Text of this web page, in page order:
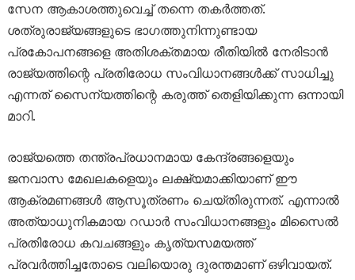
സേന ആകാശത്തുവെച്ച് തന്നെ തകർത്തത്.
ശത്രുരാജ്യങ്ങളുടെ ഭാഗത്തുനിന്നുണ്ടായ
പ്രകോപനങ്ങളെ അതിശക്തമായ രീതിയിൽ നേരിടാൻ
രാജ്യത്തിന്റെ പ്രതിരോധ സംവിധാനങ്ങൾക്ക് സാധിച്ചു
എന്നത് സൈന്യത്തിന്റെ കരുത്ത് തെളിയിക്കുന്ന ഒന്നായി
മാറി.
രാജ്യത്തെ തന്ത്രപ്രധാനമായ കേന്ദ്രങ്ങളെയും
ജനവാസ മേഖലകളെയും ലക്ഷ്യമാക്കിയാണ് ഈ
ആക്രമണങ്ങൾ ആസൂത്രണം ചെയ്തിരുന്നത്. എന്നാൽ
അത്യാധുനികമായ റഡാർ സംവിധാനങ്ങളും മിസൈൽ
പ്രതിരോധ കവചങ്ങളും കൃത്യസമയത്ത്
പ്രവർത്തിച്ചതോടെ വലിയൊരു ദുരന്തമാണ് ഒഴിവായത്.